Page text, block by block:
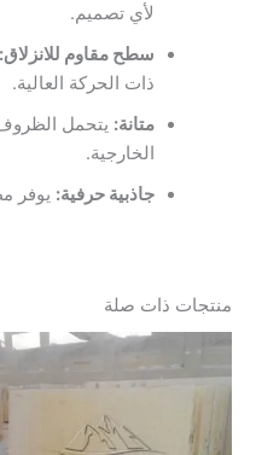
لأي تصميم.
سطح مقاوم للانزلاق:
ذات الحركة العالية.
متانة: يتحمل
الخارجية.
جاذبية حرفية: يوفر
منتجات ذات صلة